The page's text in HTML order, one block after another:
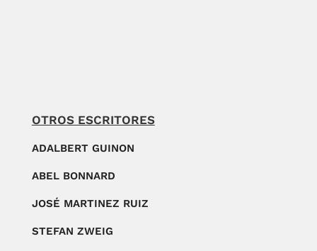
OTROS ESCRITORES
ADALBERT GUINON
ABEL BONNARD
JOSÉ MARTINEZ RUIZ
STEFAN ZWEIG